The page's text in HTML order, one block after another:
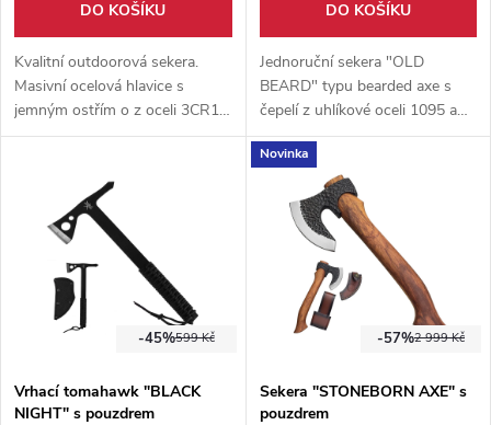
DO KOŠÍKU
Kvalitní outdoorová sekera.
Masivní ocelová hlavice s
jemným ostřím o z oceli 3CR13.
Celková hmotnost 638 g.
ABS kryt na hlavici sekery.
Vhodná do přírody, do kempu a
na zahradu.
DO KOŠÍKU
Jednoruční sekera "OLD
BEARD" typu bearded axe s
čepelí z uhlíkové oceli 1095 a
rukojetí z růžového dřeva.
Kožené pouzdro je součástí
balení. Délka 61 cm.
599 Kč
-45%
Vrhací tomahawk "BLACK
NIGHT" s pouzdrem
Novinka
2 999 Kč
-57%
Sekera "STONEBORN AXE" s
pouzdrem